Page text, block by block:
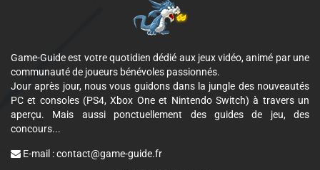
Game-Guide est votre quotidien dédié aux jeux vidéo, animé par une
communauté de joueurs bénévoles passionnés.
Jour après jour, nous vous guidons dans la jungle des nouveautés
PC et consoles (PS4, Xbox One et Nintendo Switch) à travers un
aperçu. Mais aussi ponctuellement des guides de jeu, des
concours...
E-mail :contact@game-guide.fr